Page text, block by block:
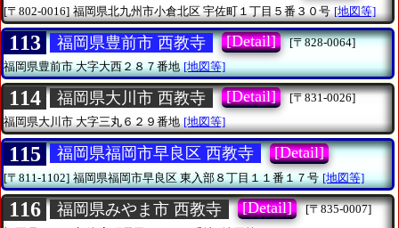
[〒802-0016] 福岡県北九州市小倉北区 宇佐町１丁目５番３０号 [地図等]
113 福岡県豊前市 西教寺 [Detail]
[〒828-0064]
福岡県豊前市大字大西２８７番地 [地図等]
114 福岡県大川市 西教寺 [Detail]
[〒831-0026]
福岡県大川市大字三丸６２９番地 [地図等]
115 福岡県福岡市早良区 西教寺 [Detail]
[〒811-1102] 福岡県福岡市早良区東入部８丁目１１番１７号 [地図等]
116 福岡県みやま市 西教寺 [Detail]
[〒835-0007]